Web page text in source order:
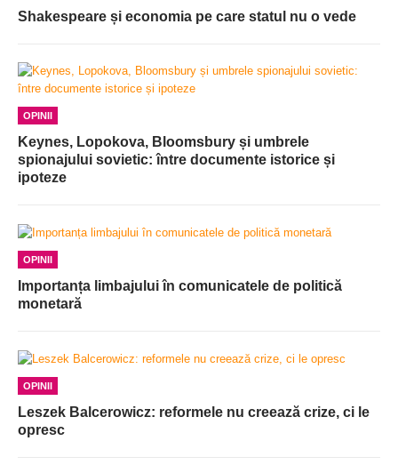
Shakespeare și economia pe care statul nu o vede
OPINII
Keynes, Lopokova, Bloomsbury și umbrele
spionajului sovietic: între documente istorice și
ipoteze
OPINII
Importanța limbajului în comunicatele de politică
monetară
OPINII
Leszek Balcerowicz: reformele nu creează crize, ci le
opresc